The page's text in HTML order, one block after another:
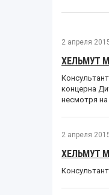
2 апреля
ХЕЛЬМУТ
концерна
несмотря на
2 апреля
ХЕЛЬМУТ